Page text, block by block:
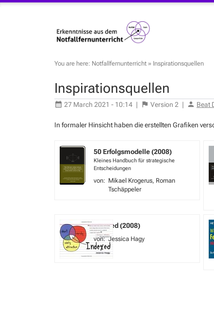
You are here: Notfallfernunterricht » Inspirationsquellen
Inspirationsquellen
27 March 2021 - 10:14 | Version 2 | Beat
In formaler Hinsicht haben die erstellten Grafiken
50 Erfolgsmodelle (2008)
Kleines Handbuch für strategische
Entscheidungen
Mikael Krogerus Roman
Tschäppeler
Indexed (2008)
Jessica Hagy